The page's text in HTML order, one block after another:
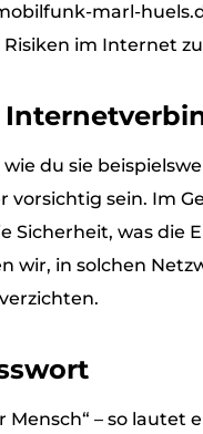
marl-
im Internet
du sie
vorsichtig sein. Im
Sicherheit, was
wir, in solchen
– so